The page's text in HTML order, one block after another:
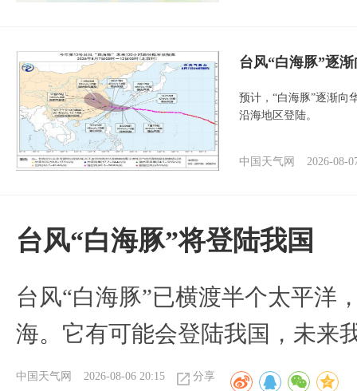
台风“白海豚”逐
预计，“白海豚”逐渐向
沿海地区登陆。
中国天气网 2026-08-
台风“白海豚”将登陆我国
台风“白海豚”已横渡半个太平洋
海。它有可能会登陆我国，未来
中国天气网 2026-08-06 20:15 分享